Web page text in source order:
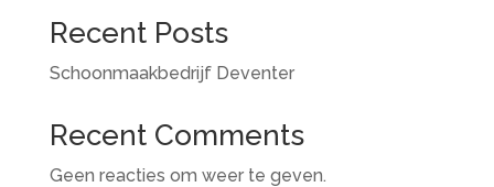
Recent Posts
Schoonmaakbedrijf Deventer
Recent Comments
Geen reacties om weer te geven.